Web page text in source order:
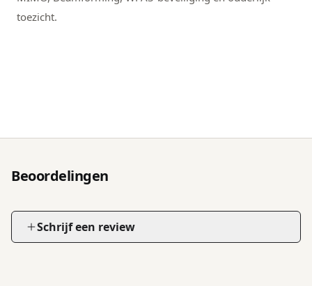
toezicht.
Beoordelingen
Schrijf een review